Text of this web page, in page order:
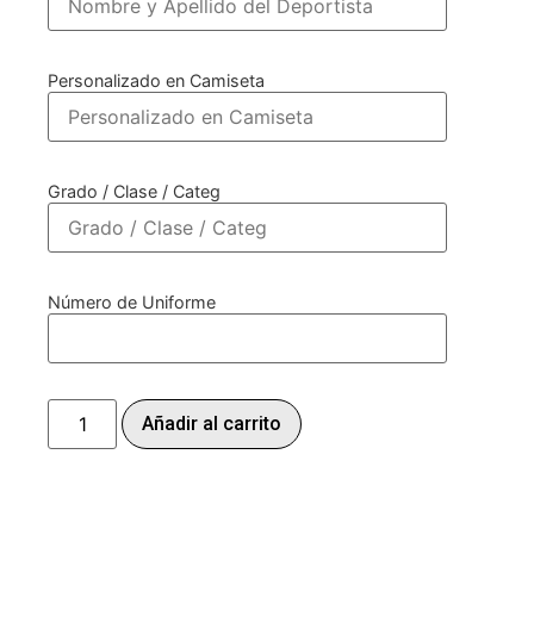
Personalizado en Camiseta
Grado / Clase / Categ
Número de Uniforme
Añadir al carrito